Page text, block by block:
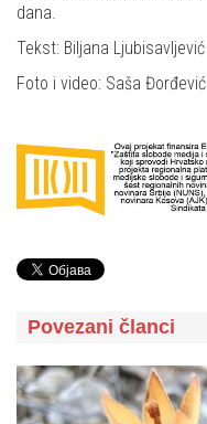
dana.
Tekst: Biljana Ljubisavljević
Foto i video: Saša Đorđević
Povezani članci